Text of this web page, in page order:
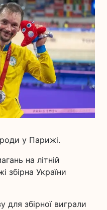
у Парижі.
на літній
збірна України
для збірної виграли